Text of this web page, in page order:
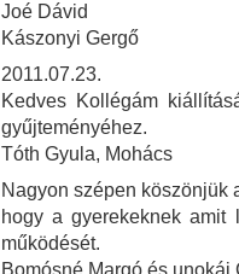
Joé Dávid
Kászonyi Gergő
2011.07.23.
Kedves Kollégám
gyűjteményéhez.
Tóth Gyula, Mohács
Nagyon szépen köszönjük
hogy a gyerekeknek amit
működését.